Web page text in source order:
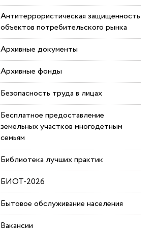
Антитеррористическая защищенность
объектов потребительского рынка
Архивные документы
Архивные фонды
Безопасность труда в лицах
Бесплатное предоставление
земельных участков многодетным
семьям
Библиотека лучших практик
БИОТ-2026
Бытовое обслуживание населения
Вакансии